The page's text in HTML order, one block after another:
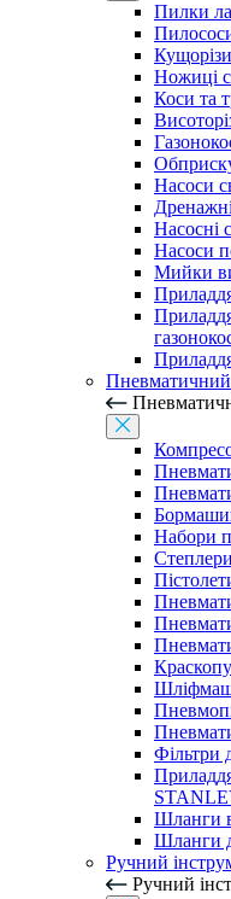
Пилки
Кущорізи
Ножиці
Коси та
Насоси
Насосні
Насоси
Мийки
Набори
Фільтри
Шланги
Шланги
Ручний
Ручний